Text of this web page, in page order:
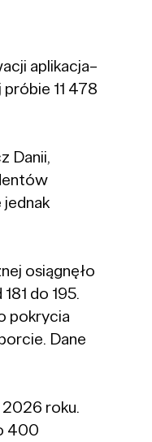
aplikacja–
11 478
Danii,
osiągnęło
do 195.
pokrycia
Dane
roku.
400